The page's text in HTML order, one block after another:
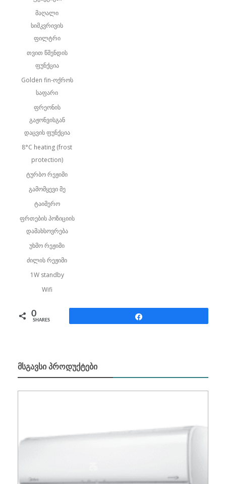
მაღალი
სიმკვრივის
ფილტრი
თვით წმენდის
ფუნქცია
Golden fin-ოქროს
საფარი
ფრეონის
გაჟონვისგან
დაცვის ფუნქცია
8°C heating (frost
protection)
ტურბო რეჟიმი
გამომყევი მე
ტაიმერო
ფრთების პოზიციის
დამახსოვრება
უხმო რეჟიმი
ძილის რეჟიმი
1W standby
Wifi
0
SHARES
ᲛᲡᲒᲐᲕᲡᲘ ᲞᲠᲝᲓᲣᲥᲢᲔᲑᲘ